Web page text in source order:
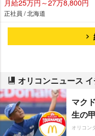
月給25万円～27万8,800円
正社員 / 北海道
オリコンニュース
マク
生の
オリコン